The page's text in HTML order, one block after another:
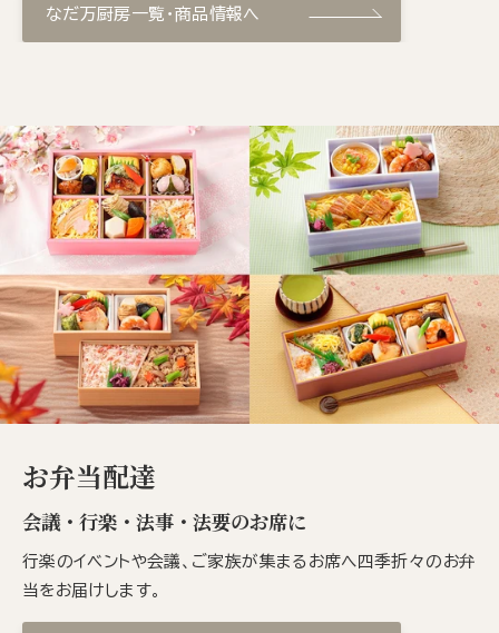
なだ万厨房一覧・商品情報へ
お弁当配達
会議・行楽・法事・法要のお席に
行楽のイベントや会議、ご家族が集まるお席へ四季折々のお弁
当をお届けします。